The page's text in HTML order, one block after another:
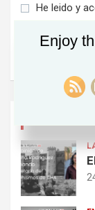
He leido y
Enjoy